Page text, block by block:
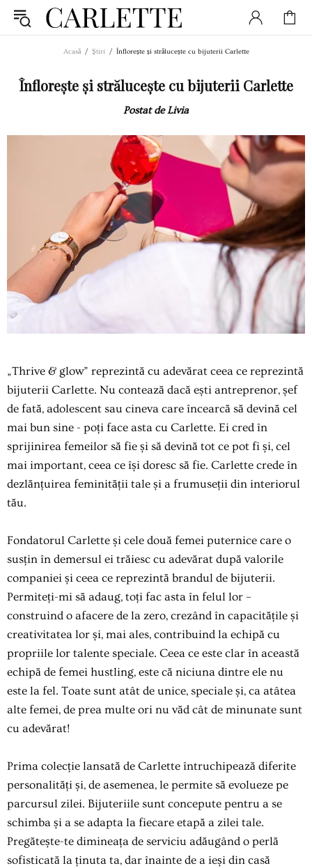
Acasă Ştiri Înflorește și strălucește cu bijuterii Carlette
Înflorește și strălucește cu bijuterii Carlette
Postat de Livia
„Thrive & glow” reprezintă cu adevărat ceea ce reprezintă
bijuterii Carlette. Nu contează dacă ești antreprenor, șef
de fată, adolescent sau cineva care încearcă să devină cel
mai bun sine - poți face asta cu Carlette. Ei cred în
sprijinirea femeilor să fie și să devină tot ce pot fi și, cel
mai important, ceea ce își doresc să fie. Carlette crede în
dezlănțuirea feminității tale și a frumuseții din interiorul
tău.
Fondatorul Carlette și cele două femei puternice care o
susțin în demersul ei trăiesc cu adevărat după valorile
companiei și ceea ce reprezintă brandul de bijuterii.
Permiteți-mi să adaug, toți fac asta în felul lor –
construind o afacere de la zero, crezând în capacitățile și
creativitatea lor și, mai ales, contribuind la echipă cu
propriile lor talente speciale. Ceea ce este clar în această
echipă de femei hustling, este că niciuna dintre ele nu
este la fel. Toate sunt atât de unice, speciale și, ca atâtea
alte femei, de prea multe ori nu văd cât de minunate sunt
cu adevărat!
Prima colecție lansată de Carlette întruchipează diferite
personalități și, de asemenea, le permite să evolueze pe
parcursul zilei. Bijuteriile sunt concepute pentru a se
schimba și a se adapta la fiecare etapă a zilei tale.
Pregătește-te dimineața de serviciu adăugând o perlă
sofisticată la ținuta ta, dar înainte de a ieși din casă